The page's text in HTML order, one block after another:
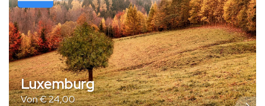
Luxemburg
Von€24,00